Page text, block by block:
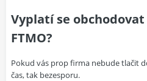
Vyplatí se
FTMO?
Pokud vás prop firma nebude tlačit
čas, tak bezesporu.